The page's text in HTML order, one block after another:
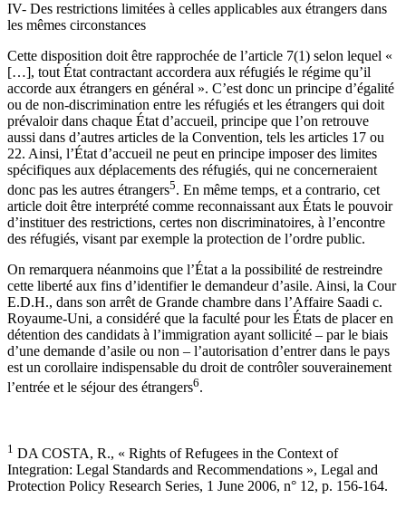
IV- Des restrictions limitées à celles applicables aux étrangers dans
les mêmes circonstances
Cette disposition doit être rapprochée de l’article 7(1) selon lequel «
[…], tout État contractant accordera aux réfugiés le régime qu’il
accorde aux étrangers en général ». C’est donc un principe d’égalité
ou de non-discrimination entre les réfugiés et les étrangers qui doit
prévaloir dans chaque État d’accueil, principe que l’on retrouve
aussi dans d’autres articles de la Convention, tels les articles 17 ou
22. Ainsi, l’État d’accueil ne peut en principe imposer des limites
spécifiques aux déplacements des réfugiés, qui ne concerneraient
donc pas les autres étrangers5. En même temps, et a contrario, cet
article doit être interprété comme reconnaissant aux États le pouvoir
d’instituer des restrictions, certes non discriminatoires, à l’encontre
des réfugiés, visant par exemple la protection de l’ordre public.
On remarquera néanmoins que l’État a la possibilité de restreindre
cette liberté aux fins d’identifier le demandeur d’asile. Ainsi, la Cour
E.D.H., dans son arrêt de Grande chambre dans l’Affaire Saadi c.
Royaume-Uni, a considéré que la faculté pour les États de placer en
détention des candidats à l’immigration ayant sollicité – par le biais
d’une demande d’asile ou non – l’autorisation d’entrer dans le pays
est un corollaire indispensable du droit de contrôler souverainement
l’entrée et le séjour des étrangers6.
1 DA COSTA, R., « Rights of Refugees in the Context of
Integration: Legal Standards and Recommendations », Legal and
Protection Policy Research Series, 1 June 2006, n° 12, p. 156-164.